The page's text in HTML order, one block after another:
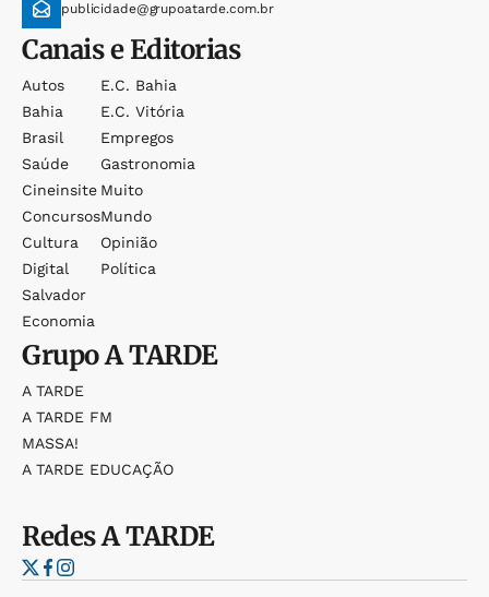
publicidade@grupoatarde.com.br
Canais e Editorias
Autos
Bahia
Brasil
Saúde
Cineinsite
Concursos
Cultura
Digital
Salvador
Economia
E.c. Bahia
E.c. Vitória
Empregos
Gastronomia
Muito
Mundo
Opinião
Política
GrupoA TARDE
A TARDE
A TARDE FM
MASSA!
A TARDE EDUCAÇÃO
RedesA TARDE